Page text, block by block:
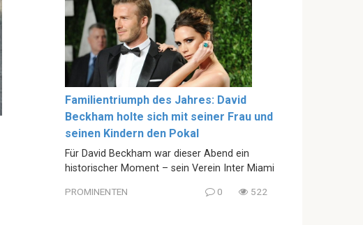
Familientriumph des Jahres: David
Beckham holte sich mit seiner Frau und
seinen Kindern den Pokal
Für David Beckham war dieser Abend ein
historischer Moment – sein Verein Inter Miami
PROMINENTEN 0 522